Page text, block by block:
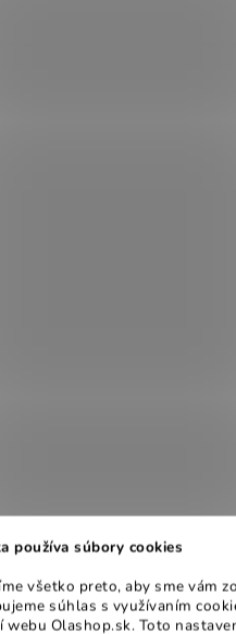
používa súbory cookies
všetko preto, aby sme vám
súhlas s využívaním
webu Olashop.sk. Toto